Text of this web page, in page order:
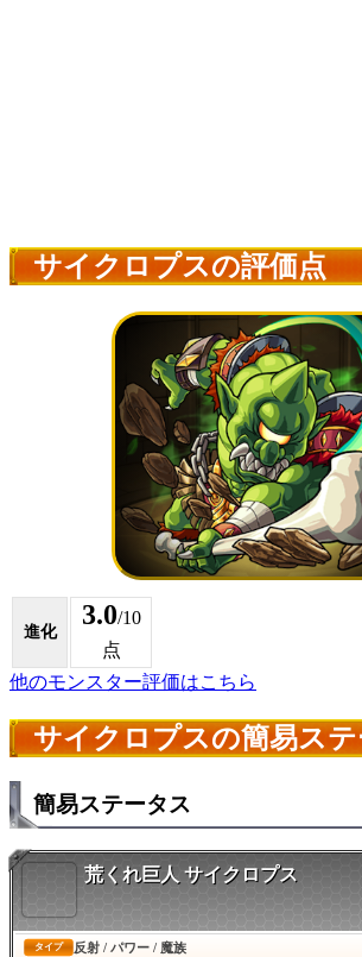
サイクロプスの評価点
進化
3.0/10
点
他のモンスター評価はこちら
サイクロプスの簡易ス
簡易ステータス
荒くれ巨人 サイクロプス
タイプ 反射 / パワー / 魔族